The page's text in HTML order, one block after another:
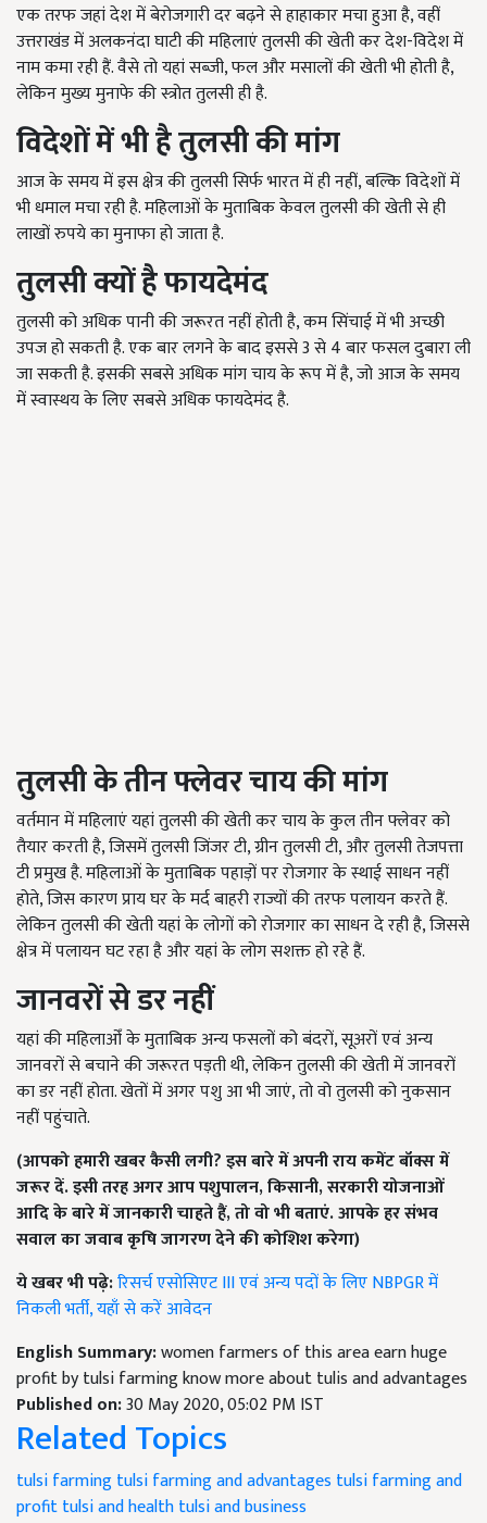
एक तरफ जहां देश में बेरोजगारी दर बढ़ने से हाहाकार मचा हुआ है, वहीं
उत्तराखंड में अलकनंदा घाटी की महिलाएं तुलसी की खेती कर देश-विदेश में
नाम कमा रही हैं. वैसे तो यहां सब्जी, फल और मसालों की खेती भी होती है,
लेकिन मुख्य मुनाफे की स्त्रोत तुलसी ही है.
विदेशों में भी है तुलसी की मांग
आज के समय में इस क्षेत्र की तुलसी सिर्फ भारत में ही नहीं, बल्कि विदेशों में
भी धमाल मचा रही है. महिलाओं के मुताबिक केवल तुलसी की खेती से ही
लाखों रुपये का मुनाफा हो जाता है.
तुलसी क्यों है फायदेमंद
तुलसी को अधिक पानी की जरूरत नहीं होती है, कम सिंचाई में भी अच्छी
उपज हो सकती है. एक बार लगने के बाद इससे 3 से 4 बार फसल दुबारा ली
जा सकती है. इसकी सबसे अधिक मांग चाय के रूप में है, जो आज के समय
में स्वास्थय के लिए सबसे अधिक फायदेमंद है.
तुलसी के तीन फ्लेवर चाय की मांग
वर्तमान में महिलाएं यहां तुलसी की खेती कर चाय के कुल तीन फ्लेवर को
तैयार करती है, जिसमें तुलसी जिंजर टी, ग्रीन तुलसी टी, और तुलसी तेजपत्ता
टी प्रमुख है. महिलाओं के मुताबिक पहाड़ों पर रोजगार के स्थाई साधन नहीं
होते, जिस कारण प्राय घर के मर्द बाहरी राज्यों की तरफ पलायन करते हैं.
लेकिन तुलसी की खेती यहां के लोगों को रोजगार का साधन दे रही है, जिससे
क्षेत्र में पलायन घट रहा है और यहां के लोग सशक्त हो रहे हैं.
जानवरों से डर नहीं
यहां की महिलाओँ के मुताबिक अन्य फसलों को बंदरों, सूअरों एवं अन्य
जानवरों से बचाने की जरूरत पड़ती थी, लेकिन तुलसी की खेती में जानवरों
का डर नहीं होता. खेतों में अगर पशु आ भी जाएं, तो वो तुलसी को नुकसान
नहीं पहुंचाते.
(आपको हमारी खबर कैसी लगी?इस बारे में अपनी राय कमेंट बॉक्स में
जरूर दें. इसी तरह अगर आप पशुपालन,किसानी,सरकारी योजनाओं
आदि के बारे में जानकारी चाहते हैं,तो वो भी बताएं. आपके हर संभव
सवाल का जवाब कृषि जागरण देने की कोशिश करेगा)
ये खबर भी पढ़े:रिसर्च एसोसिएट III एवं अन्य पदों के लिए NBPGR में
निकली भर्ती, यहाँ से करें आवेदन
English Summary:women farmers of this area earn huge
profit by tulsi farming know more about tulis and advantages
Published on:30 May 2020, 05:02 PM IST
Related Topics
tulsi farmingtulsi farming and advantages tulsi farming and
profittulsi and healthtulsi and business